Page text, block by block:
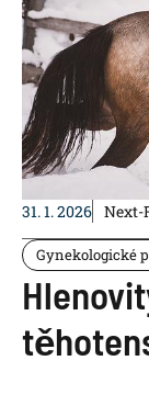
31. 1. 2026 Next-
Gynekologické